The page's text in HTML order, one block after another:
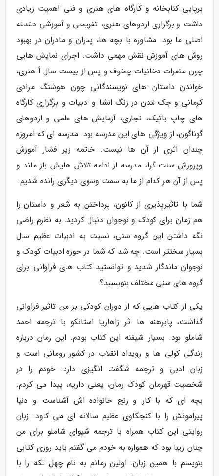
برپایی کتابخانه و کارگاه های هنری و فنی اهمیت زیادی
داشت و برگزاری اردوهای هنری، تفریحی و آموزشی دغدغه
اصلی ما بود. مشاوره با بچه ها، پدران و مادران در بهبود
روش های آموزش نقش مهمی داشت. اجرای نمایش هایی
چون مضرات دخانیات چخوف و پس از بیست سال اُ.هنری،
خواندن داستان های نویسندگانی چون هوشنگ مرادی
کرمانی و جک لندن در زنگ انشا و ادبیات و برگزاری کارگاه
های چاپ باتیک، نجاری، آزمایش های علمی و اردوهای
گوناگون، از ویژگی های این مدرسه بود. مدرسه ای که امروزه
چندان اثری از آن ها نیست. خاتمه زیر فشار آموزش
وپرورش سنت گرا، مدرسه از ادامه تلاش هایش باز ماند و
پس از آن هر کدام از ما به سمت وسوی دیگری رانده شدیم.
شما با تاثیرپذیری از کانون، پرداختن به شعر و داستان را
هم زمان برای کودک و نوجوان دنبال کردید. به نظرم راضی
نگه داشتن این گروه سنی، نسبت به ادبیات عظیم سال
بسیار سختتر است. چه شد که شما در حوزه ادبیات کودک و
نوجوان ماندگار شدید و توانستید کتاب های فراوانی برای
گروه های سنی مختلف بنویسید؟
یکی از کتاب هایی که از دوران کودکی بر من تاثیر فراوانی
گذاشت، پابرهنه ها اثر زاهاریا استانکو با ترجمه احمد
شاملو بود. بسیار شیفته این کتاب بودم. این رمان درباره
زندگی کولی ها و رویداد انقلاب در کشور رومانی است و
زبان ادبی و ترجمه شگفت انگیزی دارد. خودم را در
شخصیت قهرمان کودک رمان، یعنی داریه، پیدا می کردم.
بچه ای که با کار و رنج خانواده اش آشناست و دنیا
پیرامونش را با کنجکاوی عظیم سالانه ای می کاود. زبان
روایتی این کتاب همراه با ترجمه شیوای شاملو برای من
چنان زیبا بود که همواره به خودم می گفتم باید روزی کتابی
بنویسم با همین زبان. اولین رمانم به نام چهل تکه را با